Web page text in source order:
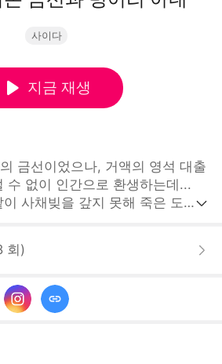
사이다
지금 재생
금선이었으나, 거액의 영석 대출
수 없이 인간으로 환생하는데...
사채빚을 갚지 못해 죽은 도박
으로 부부의 연부터 시작해 인
신이 만든 단약으로 아내의 실어
.STORYMATRIX PTE.LTD
회 )